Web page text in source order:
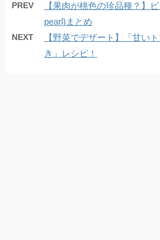
PREV
【果肉が桃色の珍品種？】
pearl)まとめ
NEXT
【野菜でデザート】「甘い
き」レシピ！